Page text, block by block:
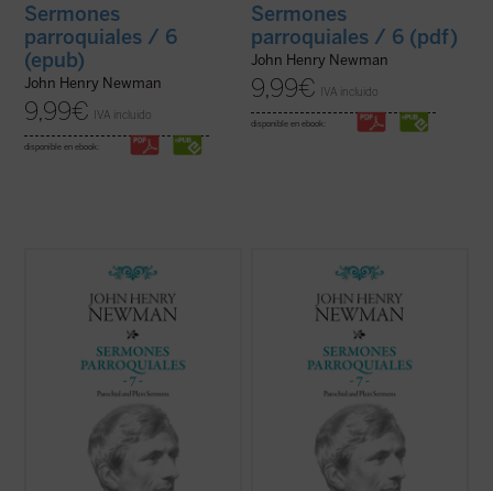
Sermones
parroquiales / 6
(epub)
John Henry Newman
9,99€ IVA incluido
disponible en ebook:
Sermones
parroquiales / 6 (pdf)
John Henry Newman
9,99€ IVA incluido
disponible en ebook:
En 1842, tras la aparición del sexto
volumen, Newman había dado por
terminada la publicación de la serie de sus
Sermones parroquiales. En esos
momentos se hallaba inmerso en el
dramático proceso interior que culminaría
con su conversión ...(ver ficha)
En 1842, tras la aparición del sexto
volumen, Newman había dado por
terminada la publicación de la serie de sus
Sermones parroquiales. En esos
momentos se hallaba inmerso en el
dramático proceso interior que culminaría
con su conversión ...(ver ficha)